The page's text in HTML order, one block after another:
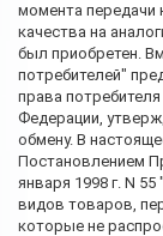
момента передачи
качества на
был приобретен.
потребителей"
права
Федерации,
обмену. В
Постановлением
января 1998 г. N
видов товаров,
которые не